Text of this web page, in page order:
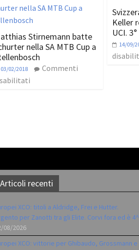
Stirnemann batte
nella SA MTB Cup a
03/02/2018
Commenti
Keller
UCI.
14/09/
Articoli recenti
XCO: titoli a Aldridge, Frei e Hutter.
per Zanotti tra gli Elite. Corvi fora ed è 4^
08/2026
XCO: vittorie per Ghibaudo, Grossmann e